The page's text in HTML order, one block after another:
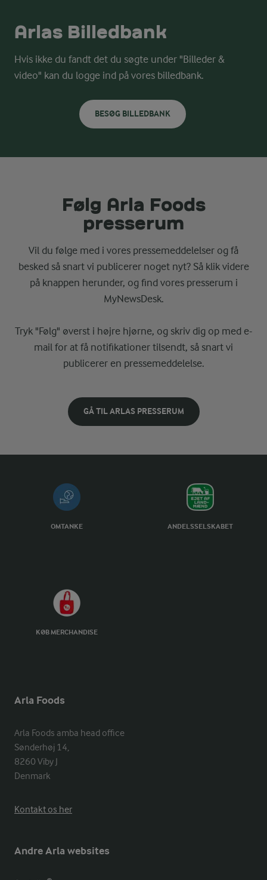
Arlas Billedbank
Hvis ikke du fandt det du søgte under "Billeder &
video" kan du logge ind på vores billedbank.
BESØG BILLEDBANK
Følg Arla Foods
presserum
Vil du følge med i vores pressemeddelelser og få
besked så snart vi publicerer noget nyt? Så klik videre
på knappen herunder, og find vores presserum i
MyNewsDesk.
Tryk "Følg" øverst i højre hjørne, og skriv dig op med e-
mail for at få notifikationer tilsendt, så snart vi
publicerer en pressemeddelelse.
GÅ TIL ARLAS PRESSERUM
OMTANKE ANDELSSELSKABET
KØB MERCHANDISE
Arla Foods
Arla Foods amba head office
Sønderhøj 14,
8260 Viby J
Denmark
Kontakt os her
Andre Arla websites